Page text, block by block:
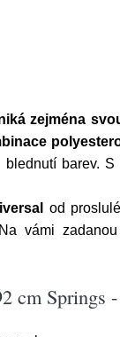
zejména
barev.
od
vámi
cm Springs